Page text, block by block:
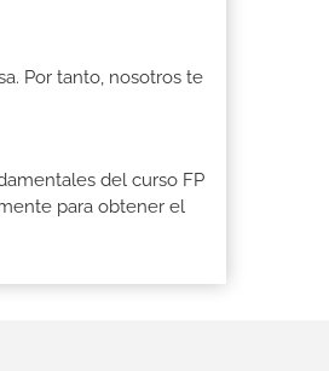
Por tanto, nosotros te
del curso FP
para obtener el